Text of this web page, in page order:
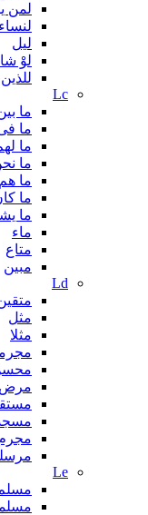
لمن
لنساء
لیل
لوْ
للذين
Lc
ما
ما
ما
ما
ما هم
ما
ما
ماء
متاع
مبين
Ld
مثل
مثلا
Le